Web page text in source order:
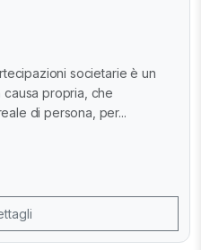
societarie è un
propria, che
di persona, per...